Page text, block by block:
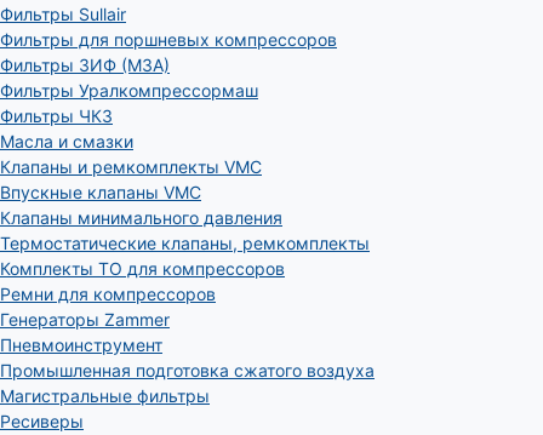
Фильтры Sullair
Фильтры для поршневых компрессоров
Фильтры ЗИФ (МЗА)
Фильтры Уралкомпрессормаш
Фильтры ЧКЗ
Масла и смазки
Клапаны и ремкомплекты VMC
Впускные клапаны VMC
Клапаны минимального давления
Термостатические клапаны, ремкомплекты
Комплекты ТО для компрессоров
Ремни для компрессоров
Генераторы Zammer
Пневмоинструмент
Промышленная подготовка сжатого воздуха
Магистральные фильтры
Ресиверы